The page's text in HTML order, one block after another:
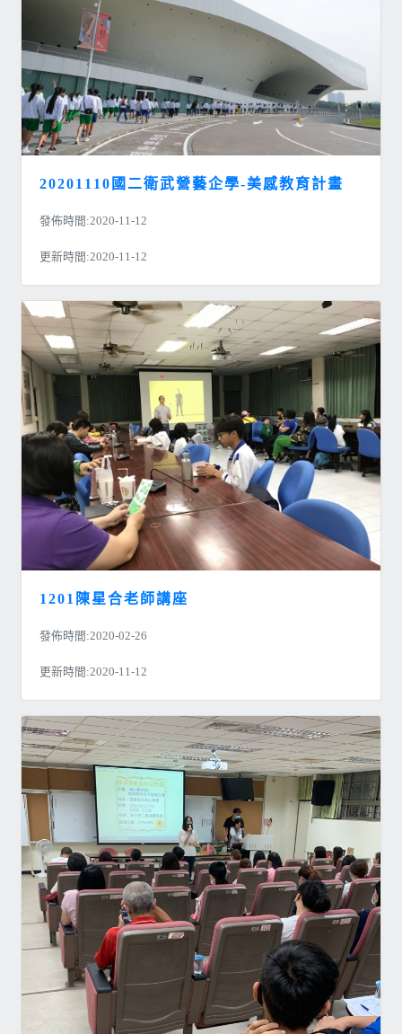
20201110國二衛武營藝企學-美感教育計畫
發佈時間:2020-11-12
更新時間:2020-11-12
1201陳星合老師講座
發佈時間:2020-02-26
更新時間:2020-11-12